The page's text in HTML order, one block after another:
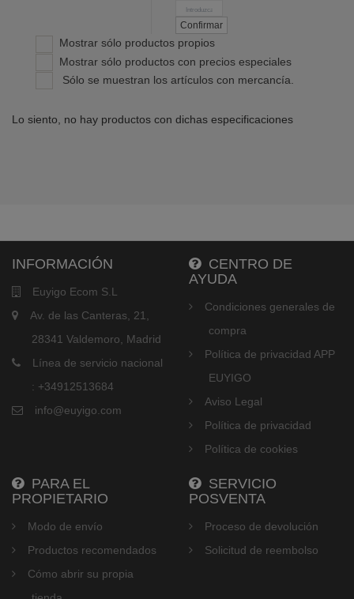
Confirmar
Mostrar sólo productos propios
Mostrar sólo productos con precios especiales
Sólo se muestran los artículos con mercancía.
Lo siento, no hay productos con dichas especificaciones
INFORMACIÓN
Euyigo Ecom S.L
Av. de las Canteras, 21,
28341 Valdemoro, Madrid
Línea de servicio nacional
: +34912513684
info@euyigo.com
CENTRO DE
AYUDA
Condiciones generales de
compra
Política de privacidad APP
EUYIGO
Aviso Legal
Política de privacidad
Política de cookies
PARA EL
PROPIETARIO
Modo de envío
Productos recomendados
Cómo abrir su propia
SERVICIO
POSVENTA
Proceso de devolución
Solicitud de reembolso